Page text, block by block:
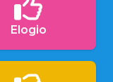
Elogio